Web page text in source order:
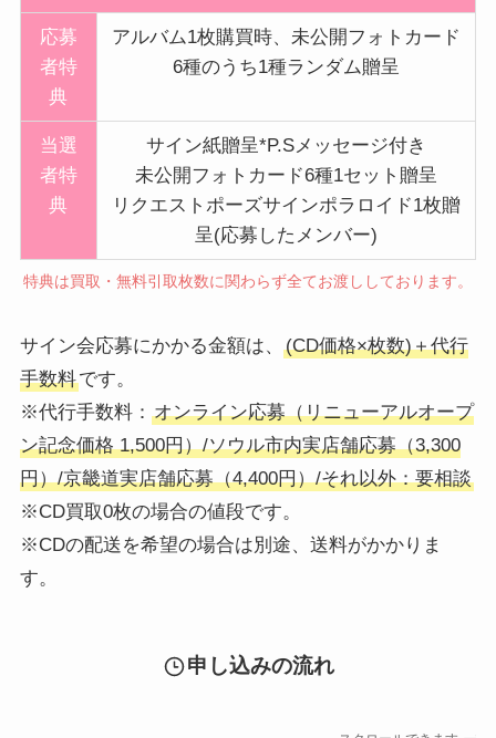
応募
者特
典
アルバム1枚購買時、未公開フォトカード
6種のうち1種ランダム贈呈
当選
者特
典
サイン紙贈呈*P.Sメッセージ付き
未公開フォトカード6種1セット贈呈
リクエストポーズサインポラロイド1枚贈
呈(応募したメンバー)
特典は買取・無料引取枚数に関わらず全てお渡ししております。
サイン会応募にかかる金額は、
(CD価格×枚数)＋代行
手数料です。
※代行手数料： オンライン応募（リニューアルオープ
ン記念価格 1,500円）/ソウル市内実店舗応募（3,300
円）/京畿道実店舗応募（4,400円）/それ以外：要相談
※CD買取0枚の場合の値段です。
※CDの配送を希望の場合は別途、送料がかかりま
す。
申し込みの流れ